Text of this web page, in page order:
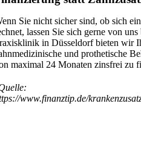
Sie nicht sicher sind, ob sich
lassen Sie sich gerne von
in Düsseldorf bieten wir
und prothetische
maximal 24 Monaten zinsfrei zu
www.finanztip.de/